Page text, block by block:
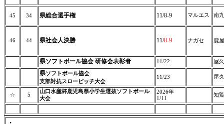
45 34 県総合選手権 11/8-9 マルエス 南
46 44 県社会人決勝 11/8-9 ナガセ 鹿
県ソフトボール協会 研修会表彰者 11/22 屋
県ソフトボール協会
支部対抗スローピッチ大会
11/23 屋
☆ 5
山口水産杯鹿児島県小学生選抜ソフトボール
大会
2026年
1/11
知